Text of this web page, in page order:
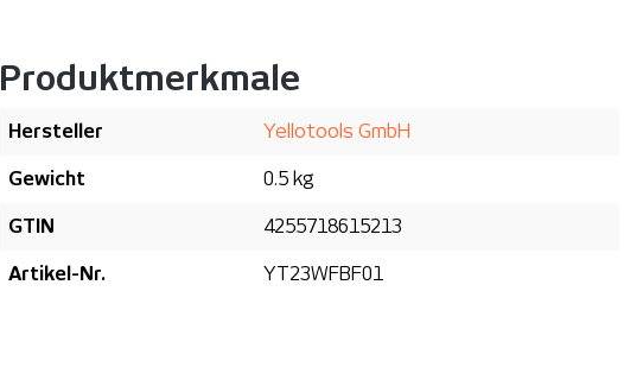
Produktmerkmale
Hersteller Yellotools GmbH
Gewicht 0.5 kg
GTIN 4255718615213
Artikel-Nr. YT23WFBF01